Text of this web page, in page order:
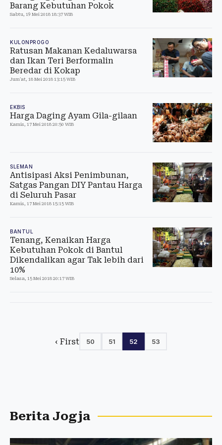
Barang Kebutuhan Pokok
Sabtu, 19 Mei 2018 18:37 WIB
KULONPROGO
Ratusan Makanan Kedaluwarsa
dan Ikan Teri Berformalin
Beredar di Kokap
Jum'at, 18 Mei 2018 13:15 WIB
EKBIS
Harga Daging Ayam Gila-gilaan
Kamis, 17 Mei 2018 20:50 WIB
SLEMAN
Antisipasi Aksi Penimbunan,
Satgas Pangan DIY Pantau Harga
di Seluruh Pasar
Kamis, 17 Mei 2018 15:15 WIB
BANTUL
Tenang, Kenaikan Harga
Kebutuhan Pokok di Bantul
Dikendalikan agar Tak lebih dari
10%
Selasa, 15 Mei 2018 20:17 WIB
‹ First 50 51 52 53
Berita Jogja